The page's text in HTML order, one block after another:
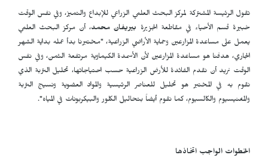
تقول الرئيسة المشتركة لمركز البحث العلمي الزراعي للإبداع والتميز، وفي نفس الوقت
خبيرة قسم الأحياء في مقاطعة الجزيرة بيريفان محمد، أن مركز البحث العلمي
يعمل على مساعدة المزارعين وحماية الأراضي الزراعية، "مختبرنا بدأ عمله بداية الشهر
الجاري، هدفنا هو مساعدة المزارعين لأن الأسمدة الكيماوية مرتفعة الثمن، وفي نفس
الوقت نريد أن نقدم الفائدة للأرض الزراعية حسب احتياجاتها، تحليل التربة الذي
نقوم به في المختبر هو تحليل للعناصر الرئيسية والمواد العضوية ونسيج التربة
والمغنيسيوم والكالسيوم، كما نقوم أيضاً بتحاليل الكلور والبيكربونات في المياه".
الخطوات الواجب اتخاذها